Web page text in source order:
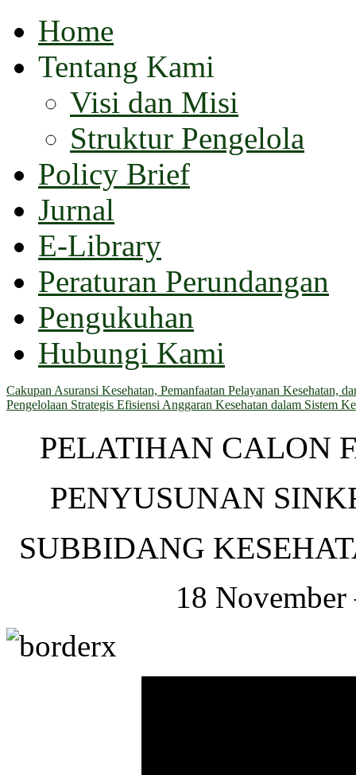
Home
Tentang Kami
Visi dan Misi
Struktur Pengelola
Policy Brief
Jurnal
E-Library
Peraturan Perundangan
Pengukuhan
Hubungi Kami
Cakupan Asuransi Kesehatan, Pemanfaatan Pelayanan Kesehatan,
Pengelolaan Strategis Efisiensi Anggaran Kesehatan dalam Sistem
PELATIHAN CALON
PENYUSUNAN
SUBBIDANG
18